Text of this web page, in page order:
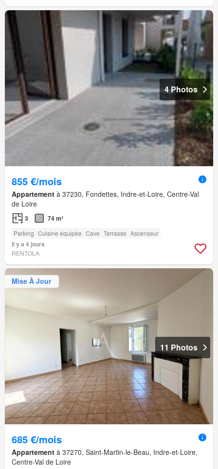
4 Photos
855 €/mois
Appartement à 37230, Fondettes, Indre-et-Loire, Centre-Val
de Loire
3 74 m²
Parking Cuisine équipée Cave Terrasse Ascenseur
Il y a 4 jours
RENTOLA
Mise À Jour
11 Photos
685 €/mois
Appartement à 37270, Saint-Martin-le-Beau, Indre-et-Loire,
Centre-Val de Loire